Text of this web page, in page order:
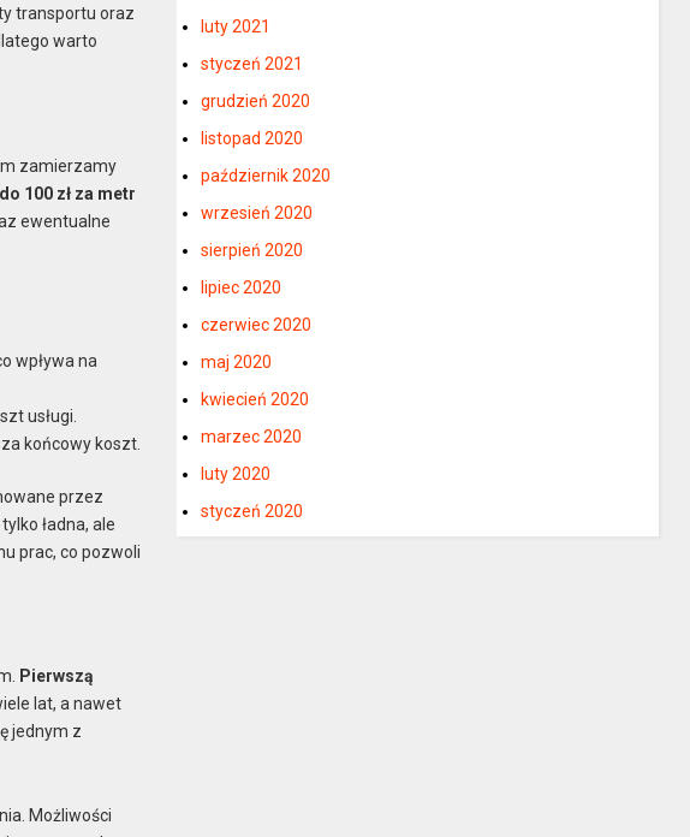
transportu oraz
warto
zamierzamy
100 zł za metr
ewentualne
wpływa na
usługi.
końcowy koszt.
przez
ładna, ale
prac, co pozwoli
Pierwszą
lat, a nawet
jednym z
Możliwości
luty 2021
styczeń 2021
grudzień 2020
listopad 2020
październik 2020
wrzesień 2020
sierpień 2020
lipiec 2020
czerwiec 2020
maj 2020
kwiecień 2020
marzec 2020
luty 2020
styczeń 2020